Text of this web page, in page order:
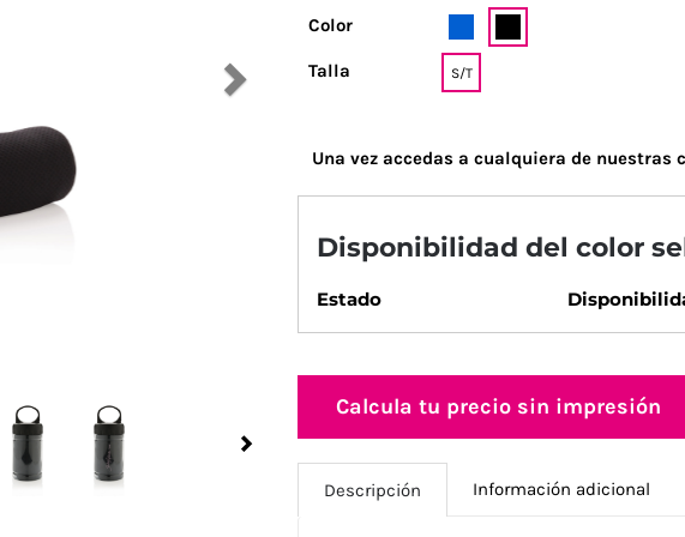
Color
Talla S/T
Una vez accedas a cualquiera de
Disponibilidad del color
Estado
Calcula tu precio sin impresión
Descripción Información adicional